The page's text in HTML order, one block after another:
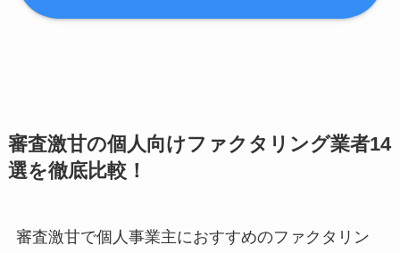
審査激甘の個人向けファクタリング業者14
選を徹底比較！
審査激甘で個人事業主におすすめのファクタリン